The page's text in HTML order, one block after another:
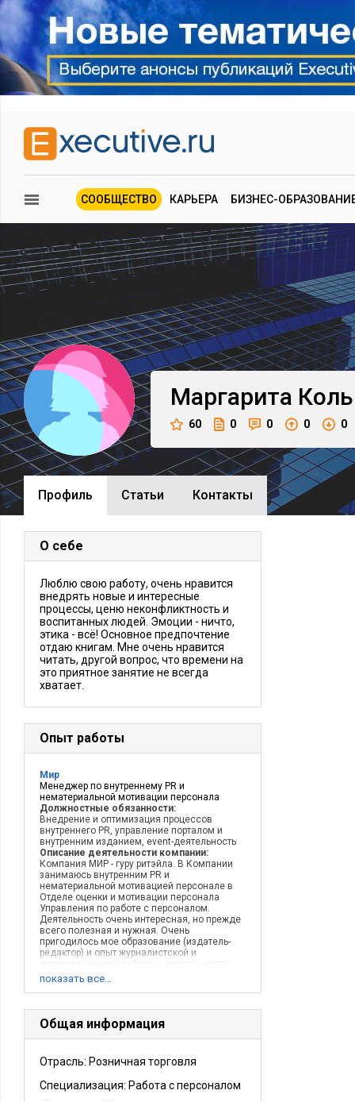
СООБЩЕСТВО КАРЬЕРА БИЗНЕС-
Маргарита
60 0 0 0 0
Профиль Cтатьи Контакты
О себе
Люблю свою работу, очень нравится
внедрять новые и интересные
процессы, ценю неконфликтность и
воспитанных людей. Эмоции - ничто,
этика - всё! Основное предпочтение
отдаю книгам. Мне очень нравится
читать, другой вопрос, что времени на
это приятное занятие не всегда
хватает.
Опыт работы
Мир
Менеджер по внутреннему PR и
нематериальной мотивации персонала
Должностные обязанности:
Внедрение и оптимизация процессов
внутреннего PR, управление порталом и
внутренним изданием, event-деятельность
Описание деятельности компании:
Компания МИР - гуру ритэйла. В Компании
занимаюсь внутренним PR и
нематериальной мотивацией персонале в
Отделе оценки и мотивации персонала
Управления по работе с персоналом.
Деятельность очень интересная, но прежде
всего полезная и нужная. Очень
пригодилось мое образование (издатель-
редактор) и опыт журналистской и
издательства. Считаю полезным хотя бы раз
предоставлющие возможность подпитаться
новыми идеями для внедрения их в
рабочий процесс.
показать все…
Общая информация
Отрасль: Розничная торговля
Специализация: Работа с персоналом